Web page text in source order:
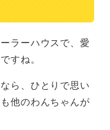
ラーハウスで、愛
すね。
ら、ひとりで思い
他のわんちゃんが